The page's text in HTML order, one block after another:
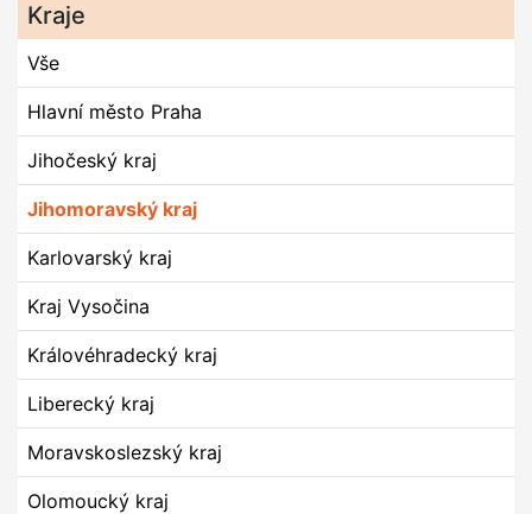
Kraje
Vše
Hlavní město Praha
Jihočeský kraj
Jihomoravský kraj
Karlovarský kraj
Kraj Vysočina
Královéhradecký kraj
Liberecký kraj
Moravskoslezský kraj
Olomoucký kraj